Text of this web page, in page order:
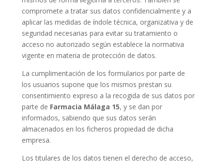
compromete a tratar sus datos confidencialmente y a
aplicar las medidas de índole técnica, organizativa y de
seguridad necesarias para evitar su tratamiento o
acceso no autorizado según establece la normativa
vigente en materia de protección de datos.
La cumplimentación de los formularios por parte de
los usuarios supone que los mismos prestan su
consentimiento expreso a la recogida de sus datos por
parte de Farmacia Málaga 15, y se dan por
informados, sabiendo que sus datos serán
almacenados en los ficheros propiedad de dicha
empresa.
Los titulares de los datos tienen el derecho de acceso,